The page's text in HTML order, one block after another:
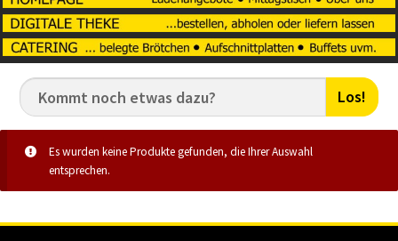
Los!
Es wurden keine Produkte gefunden, die Ihrer Auswahl
entsprechen.